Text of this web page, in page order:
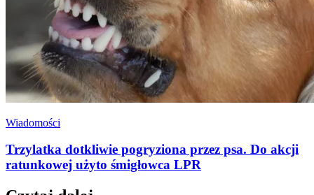
Wiadomości
Trzylatka dotkliwie pogryziona przez psa. Do akcji
ratunkowej użyto śmigłowca LPR